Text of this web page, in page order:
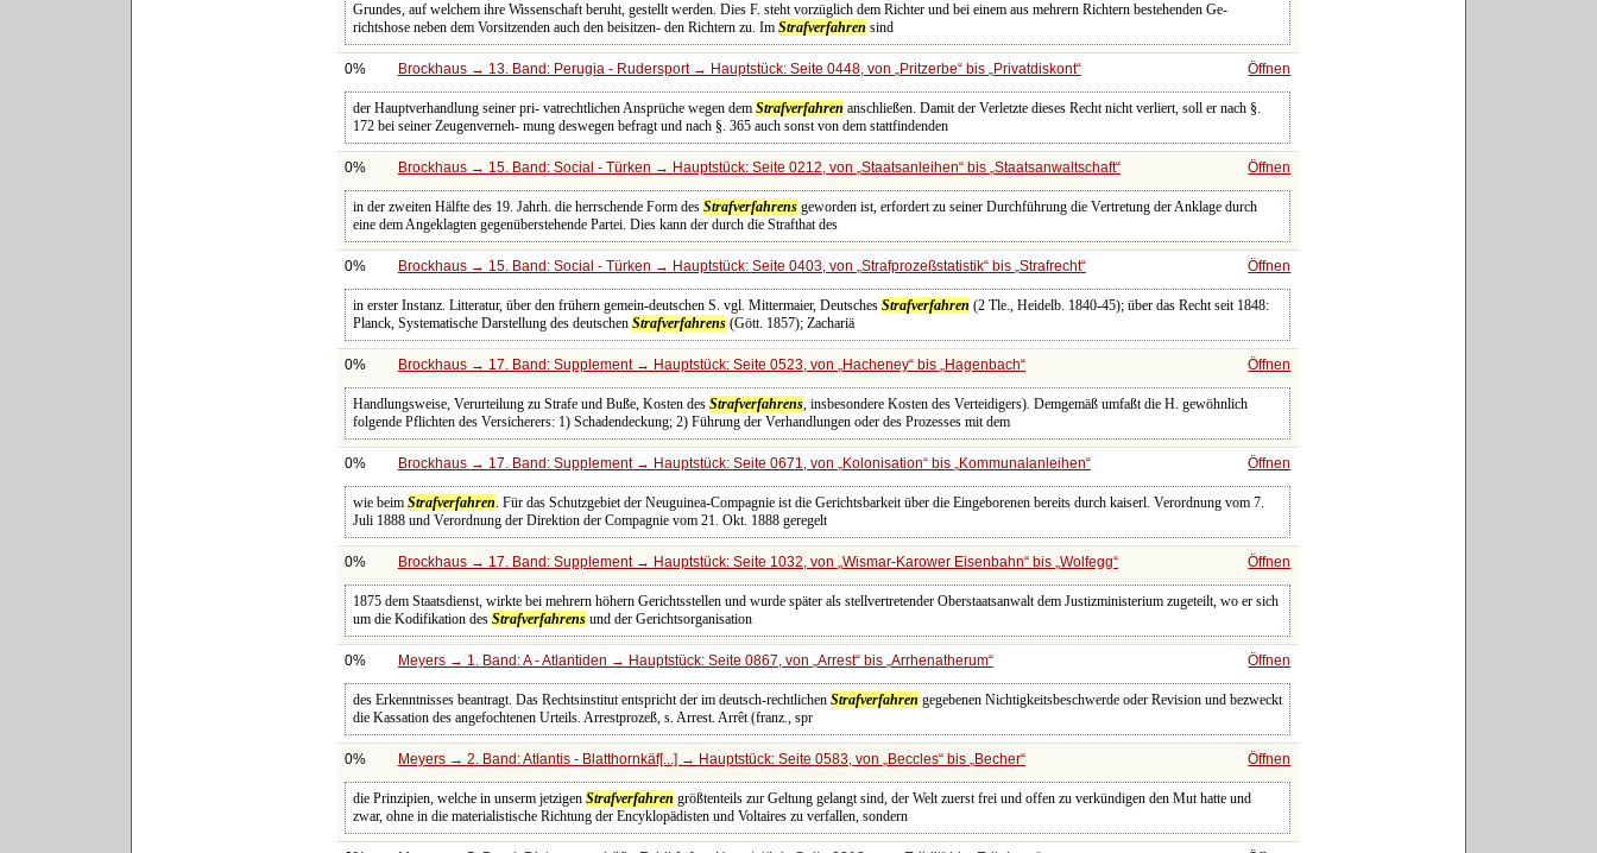
Grundes, auf welchem ihre Wissenschaft beruht, gestellt werden. Dies F. steht vorzüglich dem Richter und bei einem aus mehrern Richtern bestehenden Ge-
richtshose neben dem Vorsitzenden auch den beisitzen- den Richtern zu. ImStrafverfahren sind
0% Brockhaus → 13. Band: Perugia - Rudersport → Hauptstück: Seite 0448, von Pritzerbe bis Privatdiskont Öffnen
der Hauptverhandlung seiner pri- vatrechtlichen Ansprüche wegen demStrafverfahren anschließen. Damit der Verletzte dieses Recht nicht verliert, soll er nach §.
172 bei seiner Zeugenverneh- mung deswegen befragt und nach §. 365 auch sonst von dem stattfindenden
0% Brockhaus → 15. Band: Social - Türken → Hauptstück: Seite 0212, von Staatsanleihen bis Staatsanwaltschaft Öffnen
in der zweiten Hälfte des 19. Jahrh. die herrschende Form desStrafverfahrens geworden ist, erfordert zu seiner Durchführung die Vertretung der Anklage durch
eine dem Angeklagten gegenüberstehende Partei. Dies kann der durch die Strafthat des
0% Brockhaus → 15. Band: Social - Türken → Hauptstück: Seite 0403, von Strafprozeßstatistik bis Strafrecht Öffnen
in erster Instanz. Litteratur, über den frühern gemein-deutschen S. vgl. Mittermaier, DeutschesStrafverfahren (2 Tle., Heidelb. 1840-45); über das Recht seit 1848:
Planck, Systematische Darstellung des deutschenStrafverfahrens (Gött. 1857); Zachariä
0% Brockhaus → 17. Band: Supplement → Hauptstück: Seite 0523, von Hacheney bis Hagenbach Öffnen
Handlungsweise, Verurteilung zu Strafe und Buße, Kosten desStrafverfahrens, insbesondere Kosten des Verteidigers). Demgemäß umfaßt die H. gewöhnlich
folgende Pflichten des Versicherers: 1) Schadendeckung; 2) Führung der Verhandlungen oder des Prozesses mit dem
0% Brockhaus → 17. Band: Supplement → Hauptstück: Seite 0671, von Kolonisation bis Kommunalanleihen Öffnen
wie beimStrafverfahren. Für das Schutzgebiet der Neuguinea-Compagnie ist die Gerichtsbarkeit über die Eingeborenen bereits durch kaiserl. Verordnung vom 7.
Juli 1888 und Verordnung der Direktion der Compagnie vom 21. Okt. 1888 geregelt
0% Brockhaus → 17. Band: Supplement → Hauptstück: Seite 1032, von Wismar-Karower Eisenbahn bis Wolfegg Öffnen
1875 dem Staatsdienst, wirkte bei mehrern höhern Gerichtsstellen und wurde später als stellvertretender Oberstaatsanwalt dem Justizministerium zugeteilt, wo er sich
um die Kodifikation desStrafverfahrens und der Gerichtsorganisation
0% Meyers → 1. Band: A - Atlantiden → Hauptstück: Seite 0867, von Arrest bis Arrhenatherum Öffnen
des Erkenntnisses beantragt. Das Rechtsinstitut entspricht der im deutsch-rechtlichenStrafverfahren gegebenen Nichtigkeitsbeschwerde oder Revision und bezweckt
die Kassation des angefochtenen Urteils. Arrestprozeß, s. Arrest. Arrêt (franz., spr
0% Meyers → 2. Band: Atlantis - Blatthornkäf[...] → Hauptstück: Seite 0583, von Beccles bis Becher Öffnen
die Prinzipien, welche in unserm jetzigenStrafverfahren größtenteils zur Geltung gelangt sind, der Welt zuerst frei und offen zu verkündigen den Mut hatte und
zwar, ohne in die materialistische Richtung der Encyklopädisten und Voltaires zu verfallen, sondern